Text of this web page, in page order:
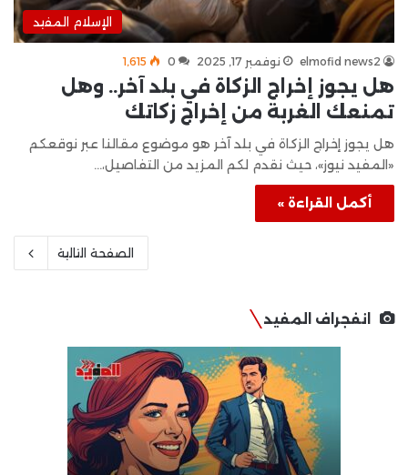
الإسلام المفيد
elmofid news2 نوفمبر 17, 2025 0 1٬615
هل يجوز إخراج الزكاة في بلد آخر.. وهل
تمنعك الغربة من إخراج زكاتك
هل يجوز إخراج الزكاة في بلد آخر هو موضوع مقالنا عبر نوقعكم
«المفيد نيوز»، حيث نقدم لكم المزيد من التفاصيل،…
أكمل القراءة »
الصفحة التالية
انفجراف المفيد